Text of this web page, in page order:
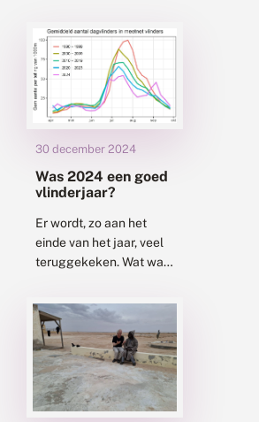
behalve misschien wat
overwinterende
dagpauwogen of
winterjuffers. Op de...
30 december 2024
Was 2024 een goed
vlinderjaar?
Er wordt, zo aan het
einde van het jaar, veel
teruggekeken. Wat was
de dagvlinders zijn de
definitieve cijfers nog...